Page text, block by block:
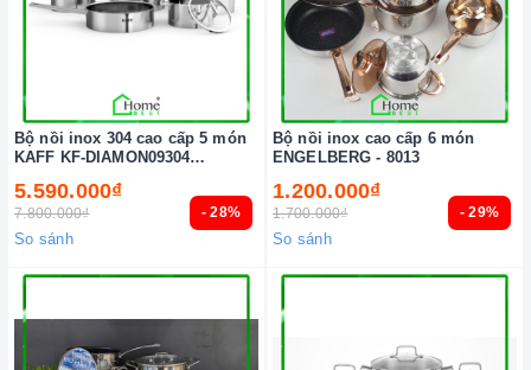
- 28%
Bộ nồi inox 304 cao cấp 5 món
KAFF KF-DIAMON09304
5.590.000₫
7.800.000₫
So sánh
- 29%
Bộ nồi inox cao cấp 6 món
ENGELBERG - 8013
1.200.000₫
1.700.000₫
So sánh